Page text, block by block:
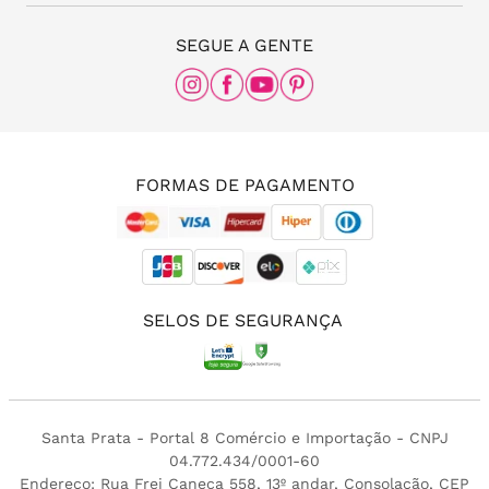
Rua Frei Caneca, nº 558 - 11º andar, Consolação,
São Paulo - SP, 01307-000
SEGUE A GENTE
FORMAS DE PAGAMENTO
SELOS DE SEGURANÇA
Santa Prata - Portal 8 Comércio e Importação - CNPJ
04.772.434/0001-60
Endereço: Rua Frei Caneca 558, 13º andar, Consolação, CEP